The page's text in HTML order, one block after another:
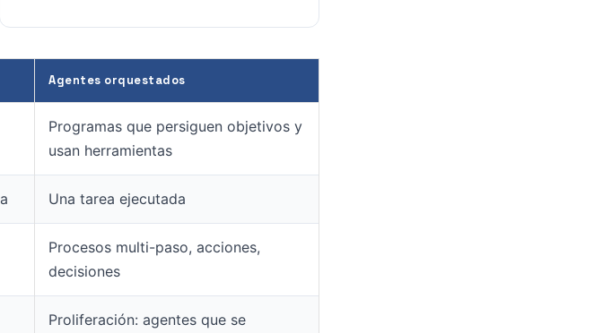
Agentes orquestados
Programas que persiguen objetivos y
usan herramientas
Una tarea ejecutada
Procesos multi-paso, acciones,
decisiones
Proliferación: agentes que se